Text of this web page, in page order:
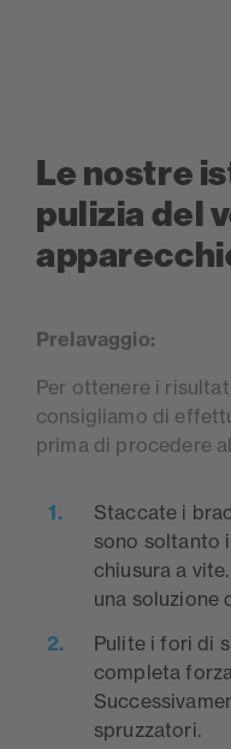
Le nostre
pulizia del
Prelavaggio:
Per ottenere i
consigliamo di
prima di procedere
Staccate i
sono soltanto
chiusura a
una soluzione
Pulite i fori di
completa
spruzzatori.